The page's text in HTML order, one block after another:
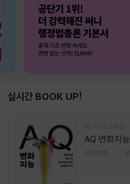
실시간 BOOK UP!
IQ→EQ→AQ
AQ 변화지능